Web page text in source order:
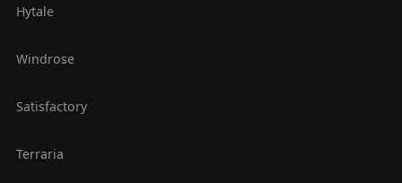
Hytale
Windrose
Satisfactory
Terraria